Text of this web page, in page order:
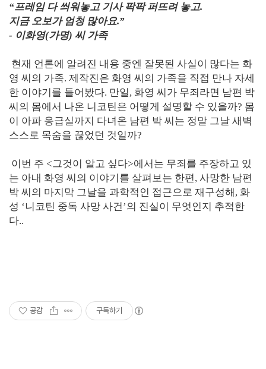
“프레임 다 씌워놓고 기사 팍팍 퍼뜨려 놓고.
지금 오보가 엄청 많아요.”
- 이화영(가명) 씨 가족
현재 언론에 알려진 내용 중엔 잘못된 사실이 많다는 화
영 씨의 가족. 제작진은 화영 씨의 가족을 직접 만나 자세
한 이야기를 들어봤다. 만일, 화영 씨가 무죄라면 남편 박
씨의 몸에서 나온 니코틴은 어떻게 설명할 수 있을까? 몸
이 아파 응급실까지 다녀온 남편 박 씨는 정말 그날 새벽
스스로 목숨을 끊었던 것일까?
이번 주 <그것이 알고 싶다>에서는 무죄를 주장하고 있
는 아내 화영 씨의 이야기를 살펴보는 한편, 사망한 남편
박 씨의 마지막 그날을 과학적인 접근으로 재구성해, 화
성 ‘니코틴 중독 사망 사건’의 진실이 무엇인지 추적한
다..
공감 구독하기